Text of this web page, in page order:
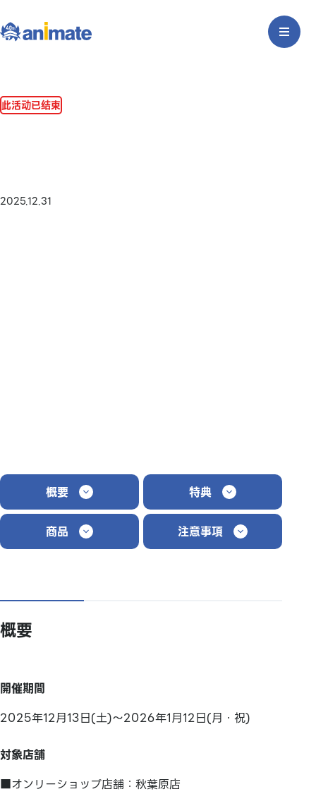
此活动已结束
2025.12.31
概要 特典
商品 注意事項
概要
開催期間
2025年12月13日(土)～2026年1月12日(月・祝)
対象店舗
■オンリーショップ店舗：秋葉原店